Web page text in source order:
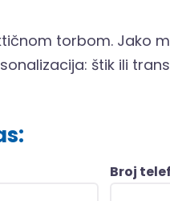
torbom. Jako
štik ili
Broj